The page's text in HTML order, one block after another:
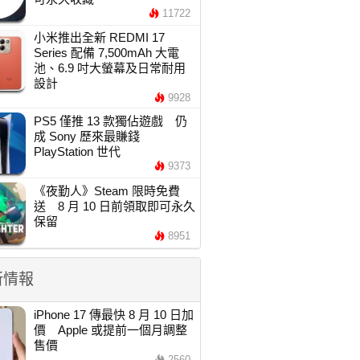
11722
小米推出全新 REDMI 17
Series 配備 7,500mAh 大電
池、6.9 吋大螢幕及日常耐用
設計
9928
PS5 僅推 13 款獨佔遊戲 仍
成 Sony 歷來最賺錢
PlayStation 世代
9373
《夜勤人》Steam 限時免費
送 8 月 10 日前領取即可永久
保留
8951
報
iPhone 17 傳最快 8 月 10 日加
價 Apple 或提前一個月調整
售價